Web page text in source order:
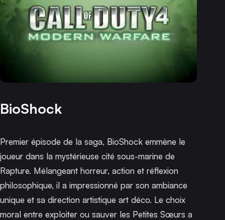
BioShock
Premier épisode de la saga, BioShock emmène le
joueur dans la mystérieuse cité sous-marine de
Rapture. Mélangeant horreur, action et réflexion
philosophique, il a impressionné par son ambiance
unique et sa direction artistique art déco. Le choix
moral entre exploiter ou sauver les Petites Sœurs a